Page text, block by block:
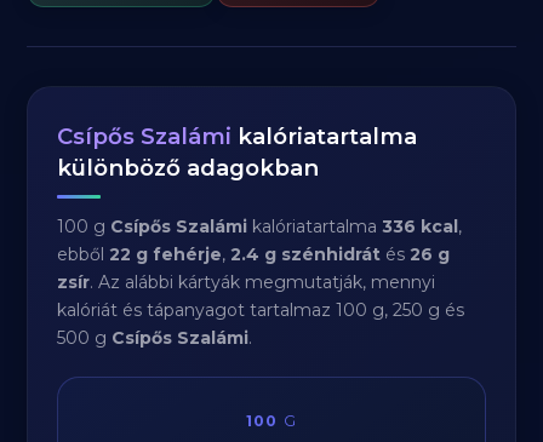
Csípős Szalámi kalóriatartalma
különböző adagokban
100 g Csípős Szalámi kalóriatartalma336 kcal,
ebből22 g fehérje,2.4 g szénhidrát és26 g
zsír. Az alábbi kártyák megmutatják, mennyi
kalóriát és tápanyagot tartalmaz 100 g, 250 g és
500 g Csípős Szalámi.
100 G